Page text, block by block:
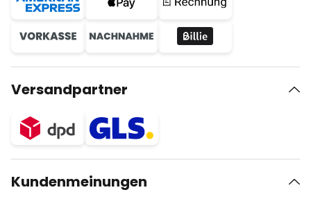
Versandpartner
Kundenmeinungen